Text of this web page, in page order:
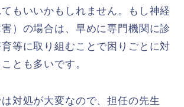
もいいかもしれません。もし神経
）の場合は、早めに専門機関に診
等に取り組むことで困りごとに対
とも多いです。
対処が大変なので、担任の先生